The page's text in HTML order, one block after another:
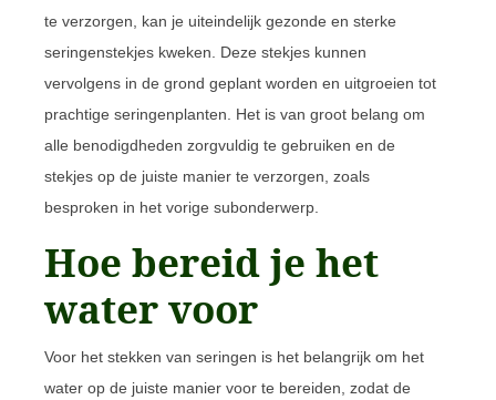
te verzorgen, kan je uiteindelijk gezonde en sterke
seringenstekjes kweken. Deze stekjes kunnen
vervolgens in de grond geplant worden en uitgroeien tot
prachtige seringenplanten. Het is van groot belang om
alle benodigdheden zorgvuldig te gebruiken en de
stekjes op de juiste manier te verzorgen, zoals
besproken in het vorige subonderwerp.
Hoe bereid je het
water voor
Voor het stekken van seringen is het belangrijk om het
water op de juiste manier voor te bereiden, zodat de